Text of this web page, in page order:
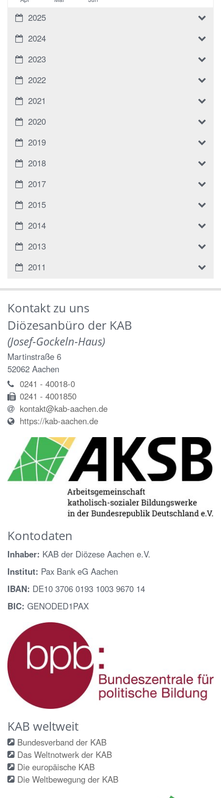
2025
2024
2023
2022
2021
2020
2019
2018
2017
2015
2014
2013
2011
Kontakt zu uns
Diözesanbüro der KAB
(Josef-Gockeln-Haus)
Martinstraße 6
52062 Aachen
0241 - 40018-0
0241 - 4001850
kontakt@kab-aachen.de
https://kab-aachen.de
Kontodaten
Inhaber: KAB der Diözese Aachen e.V.
Institut: Pax Bank eG Aachen
IBAN: DE10 3706 0193 1003 9670 14
BIC: GENODED1PAX
KAB weltweit
Bundesverband der KAB
Das Weltnotwerk der KAB
Die europäische KAB
Die Weltbewegung der KAB